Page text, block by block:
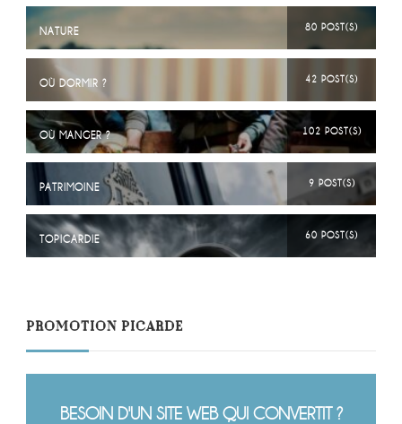
NATURE 80 POST(S)
OÙ DORMIR ? 42 POST(S)
OÙ MANGER ? 102 POST(S)
PATRIMOINE 9 POST(S)
TOPICARDIE 60 POST(S)
PROMOTION PICARDE
BESOIN D'UN SITE WEB QUI CONVERTIT ?